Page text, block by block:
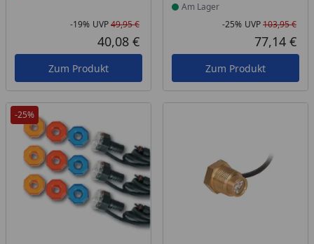
Rabatt in Prozent
-19%
Ursprünglicher Preis
UVP49,95 €
Aktueller Preis
40,08 €
Zum Produkt
Am Lager
-25% UVP103,95 €
77,14 €
Zum Produkt
-25%